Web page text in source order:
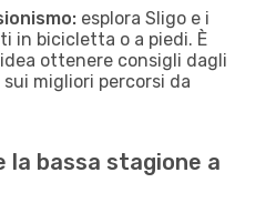
esplora Sligo e i
in bicicletta o a piedi. È
ottenere consigli dagli
migliori percorsi da
bassa stagione a